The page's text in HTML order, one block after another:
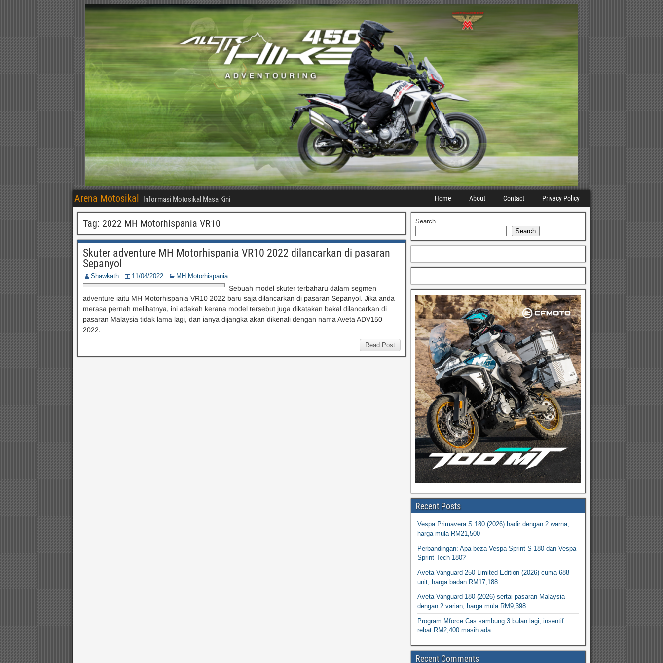
Arena Motosikal Informasi Motosikal Masa Kini Home About Contact Privacy Policy
Tag: 2022 MH Motorhispania VR10
Skuter adventure MH Motorhispania VR10 2022 dilancarkan di pasaran
Sepanyol
Shawkath 11/04/2022 MH Motorhispania
Sebuah model skuter terbaharu dalam segmen
adventure iaitu MH Motorhispania VR10 2022 baru saja dilancarkan di pasaran Sepanyol. Jika anda
merasa pernah melihatnya, ini adakah kerana model tersebut juga dikatakan bakal dilancarkan di
pasaran Malaysia tidak lama lagi, dan ianya dijangka akan dikenali dengan nama Aveta ADV150
2022.
Read Post
Search
Search
Recent Posts
Vespa Primavera S 180 (2026) hadir dengan 2 warna,
harga mula RM21,500
Perbandingan: Apa beza Vespa Sprint S 180 dan Vespa
Sprint Tech 180?
Aveta Vanguard 250 Limited Edition (2026) cuma 688
unit, harga badan RM17,188
Aveta Vanguard 180 (2026) sertai pasaran Malaysia
dengan 2 varian, harga mula RM9,398
Program Mforce.Cas sambung 3 bulan lagi, insentif
rebat RM2,400 masih ada
Recent Comments